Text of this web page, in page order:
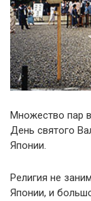
Множество пар
День святого
Японии.
Религия не
Японии, и